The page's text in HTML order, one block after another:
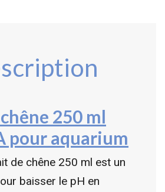
250 ml
pour aquarium
de chêne 250 ml est un
baisser le pH en